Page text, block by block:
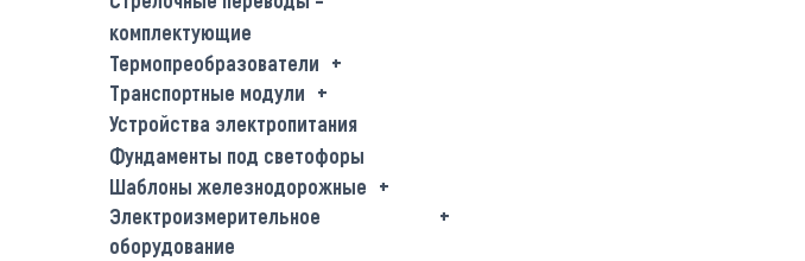
комплектующие
Термопреобразователи
Транспортные модули
Устройства электропитания
Фундаменты под светофоры
Шаблоны железнодорожные
Электроизмерительное
оборудование